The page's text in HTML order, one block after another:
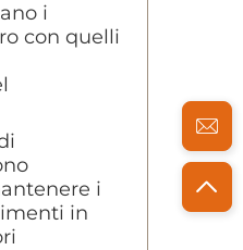
i
con quelli
i
in